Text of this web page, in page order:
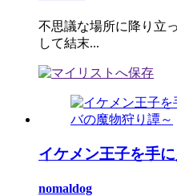
不思議な場所に降り立
して結末...
イケメン王子を手
nomaldog